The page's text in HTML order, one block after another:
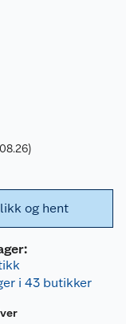
og hent
i 43 butikker